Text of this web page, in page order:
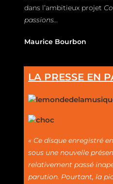
dans l’ambitieux projet
passions…
Maurice Bourbon
LA PRESSE EN
« Ce disque enregistré
sous une nouvelle
relativement passé
parution. Pourtant, la